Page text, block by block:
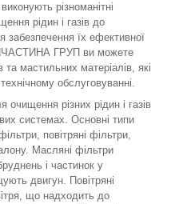
різноманітні
рідин і газів до
їх ефективної
ГРУП ви можете
та мастильних матеріалів, які
обслуговуванні.
різних рідин і газів
системах. Основні типи
повітряні фільтри,
Масляні фільтри
і частинок у
двигун. Повітряні
що надходить до